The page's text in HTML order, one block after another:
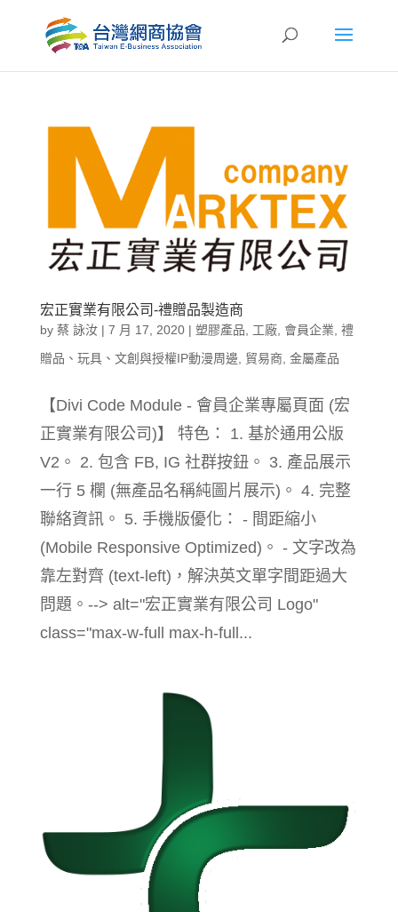
宏正實業有限公司-禮贈品製造商
by 蔡 詠汝| 7 月 17, 2020| 塑膠產品, 工廠, 會員企業, 禮
贈品、玩具、文創與授權IP動漫周邊, 貿易商, 金屬產品
【Divi Code Module - 會員企業專屬頁面 (宏
正實業有限公司)】 特色： 1. 基於通用公版
V2。 2. 包含 FB, IG 社群按鈕。 3. 產品展示
一行 5 欄 (無產品名稱純圖片展示)。 4. 完整
聯絡資訊。 5. 手機版優化： - 間距縮小
(Mobile Responsive Optimized)。 - 文字改為
靠左對齊 (text-left)，解決英文單字間距過大
問題。--> alt="宏正實業有限公司 Logo"
class="max-w-full max-h-full...